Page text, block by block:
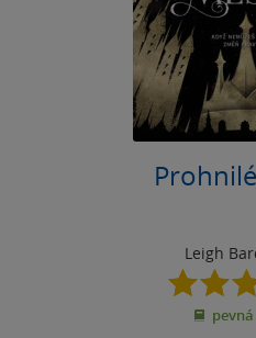
Leigh
z
5